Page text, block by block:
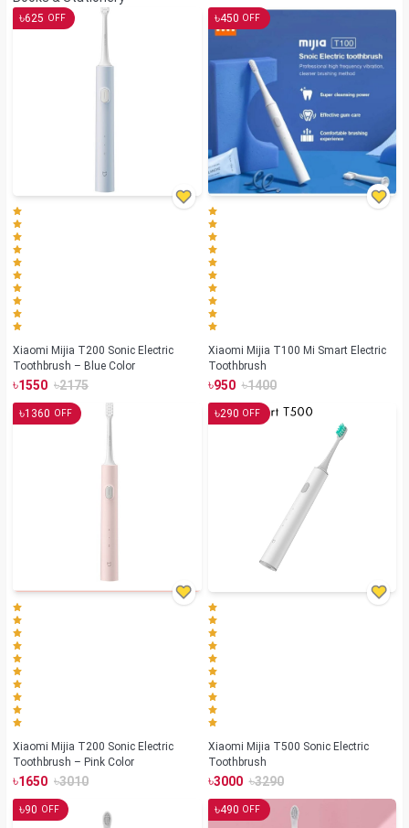
৳625 OFF
Xiaomi Mijia T200 Sonic Electric
Toothbrush – Blue Color
৳1550 ৳2175
৳450 OFF
Xiaomi Mijia T100 Mi Smart Electric
Toothbrush
৳950 ৳1400
৳1360 OFF
Xiaomi Mijia T200 Sonic Electric
Toothbrush – Pink Color
৳1650 ৳3010
৳290 OFF
Xiaomi Mijia T500 Sonic Electric
Toothbrush
৳3000 ৳3290
৳90 OFF ৳490 OFF